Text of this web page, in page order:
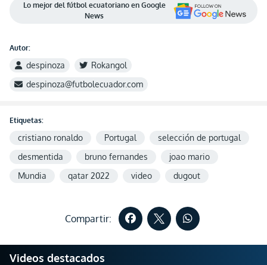
Lo mejor del fútbol ecuatoriano en Google
News
Autor:
despinoza
Rokangol
despinoza@futbolecuador.com
Etiquetas:
cristiano ronaldo Portugal
selección de portugal
desmentida
bruno fernandes
joao mario
Mundia
qatar 2022 video dugout
Compartir:
Videos destacados